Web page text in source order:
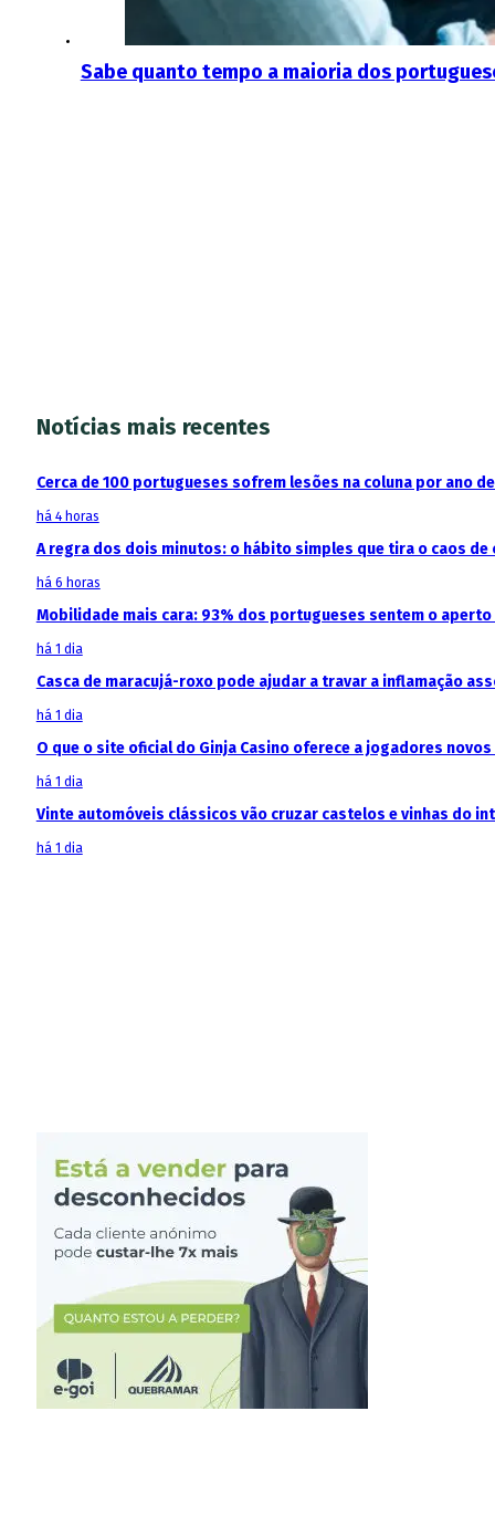
Sabe quanto tempo a maioria dos
Notícias mais recentes
Cerca de 100 portugueses sofrem lesões na coluna por ano
há 4 horas
A regra dos dois minutos: o hábito simples que tira o caos de
há 6 horas
Mobilidade mais cara: 93% dos portugueses sentem o
há 1 dia
Casca de maracujá-roxo pode ajudar a travar a inflamação
há 1 dia
O que o site oficial do Ginja Casino oferece a jogadores
há 1 dia
Vinte automóveis clássicos vão cruzar castelos e vinhas do
há 1 dia